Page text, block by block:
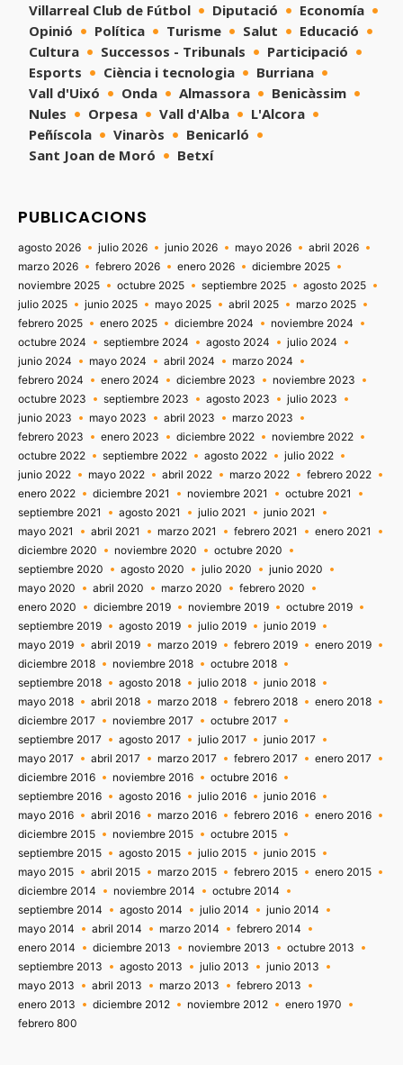
Villarreal Club de Fútbol
Diputació
Economía
Opinió
Política Turisme Salut
Educació
Cultura
Successos - Tribunals
Participació
Esports
Ciència i tecnologia
Burriana
Vall d'Uixó
Onda Almassora
Benicàssim
Nules
Orpesa Vall d'Alba
L'Alcora
Peñíscola
Vinaròs
Benicarló
Sant Joan de Moró
Betxí
PUBLICACIONS
agosto 2026 julio 2026 junio 2026 mayo 2026
abril 2026
marzo 2026
febrero 2026 enero 2026
diciembre 2025
noviembre 2025
octubre 2025 septiembre 2025
agosto 2025
julio 2025
junio 2025 mayo 2025 abril 2025
marzo 2025
febrero 2025
enero 2025 diciembre 2024
noviembre 2024
octubre 2024
septiembre 2024 agosto 2024
julio 2024
junio 2024
mayo 2024 abril 2024
marzo 2024
febrero 2024
enero 2024 diciembre 2023
noviembre 2023
octubre 2023
septiembre 2023 agosto 2023
julio 2023
junio 2023
mayo 2023 abril 2023
marzo 2023
febrero 2023
enero 2023 diciembre 2022
noviembre 2022
octubre 2022
septiembre 2022 agosto 2022
julio 2022
junio 2022
mayo 2022 abril 2022 marzo 2022
febrero 2022
enero 2022
diciembre 2021 noviembre 2021
octubre 2021
septiembre 2021
agosto 2021 julio 2021
junio 2021
mayo 2021
abril 2021 marzo 2021 febrero 2021
enero 2021
diciembre 2020
noviembre 2020
octubre 2020
septiembre 2020
agosto 2020 julio 2020
junio 2020
mayo 2020
abril 2020 marzo 2020
febrero 2020
enero 2020
diciembre 2019 noviembre 2019
octubre 2019
septiembre 2019
agosto 2019 julio 2019
junio 2019
mayo 2019
abril 2019 marzo 2019 febrero 2019
enero 2019
diciembre 2018
noviembre 2018
octubre 2018
septiembre 2018
agosto 2018 julio 2018
junio 2018
mayo 2018
abril 2018 marzo 2018 febrero 2018
enero 2018
diciembre 2017
noviembre 2017
octubre 2017
septiembre 2017
agosto 2017 julio 2017
junio 2017
mayo 2017
abril 2017 marzo 2017 febrero 2017
enero 2017
diciembre 2016
noviembre 2016
octubre 2016
septiembre 2016
agosto 2016 julio 2016
junio 2016
mayo 2016
abril 2016 marzo 2016 febrero 2016
enero 2016
diciembre 2015
noviembre 2015
octubre 2015
septiembre 2015
agosto 2015 julio 2015
junio 2015
mayo 2015
abril 2015 marzo 2015 febrero 2015
enero 2015
diciembre 2014
noviembre 2014
octubre 2014
septiembre 2014
agosto 2014 julio 2014
junio 2014
mayo 2014
abril 2014 marzo 2014
febrero 2014
enero 2014
diciembre 2013 noviembre 2013
octubre 2013
septiembre 2013
agosto 2013 julio 2013
junio 2013
mayo 2013
abril 2013 marzo 2013
febrero 2013
enero 2013
diciembre 2012 noviembre 2012
enero 1970
febrero 800